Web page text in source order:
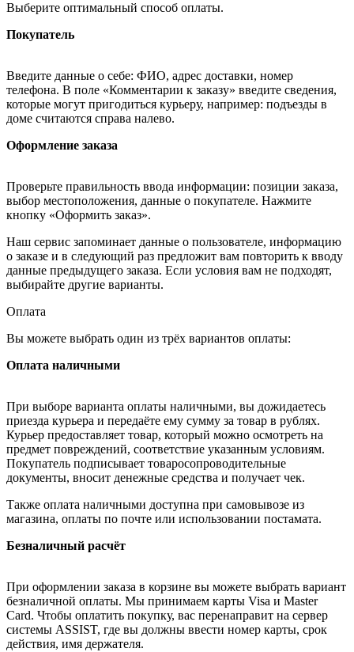
Выберите оптимальный способ оплаты.
Покупатель
Введите данные о себе: ФИО, адрес доставки, номер
телефона. В поле «Комментарии к заказу» введите сведения,
которые могут пригодиться курьеру, например: подъезды в
доме считаются справа налево.
Оформление заказа
Проверьте правильность ввода информации: позиции заказа,
выбор местоположения, данные о покупателе. Нажмите
кнопку «Оформить заказ».
Наш сервис запоминает данные о пользователе, информацию
о заказе и в следующий раз предложит вам повторить к вводу
данные предыдущего заказа. Если условия вам не подходят,
выбирайте другие варианты.
Оплата
Вы можете выбрать один из трёх вариантов оплаты:
Оплата наличными
При выборе варианта оплаты наличными, вы дожидаетесь
приезда курьера и передаёте ему сумму за товар в рублях.
Курьер предоставляет товар, который можно осмотреть на
предмет повреждений, соответствие указанным условиям.
Покупатель подписывает товаросопроводительные
документы, вносит денежные средства и получает чек.
Также оплата наличными доступна при самовывозе из
магазина, оплаты по почте или использовании постамата.
Безналичный расчёт
При оформлении заказа в корзине вы можете выбрать вариант
безналичной оплаты. Мы принимаем карты Visa и Master
Card. Чтобы оплатить покупку, вас перенаправит на сервер
системы ASSIST, где вы должны ввести номер карты, срок
действия, имя держателя.